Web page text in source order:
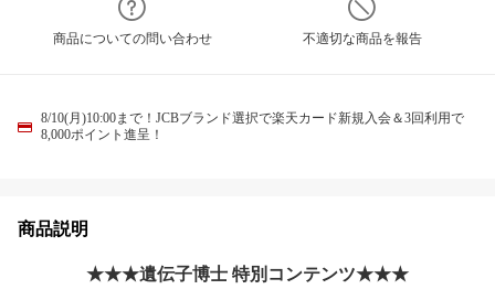
商品についての問い合わせ 不適切な商品を報告
8/10(月)10:00まで！JCBブランド選択で楽天カード新規入会＆3回利用で
8,000ポイント進呈！
商品説明
★★★遺伝子博士 特別コンテンツ★★★